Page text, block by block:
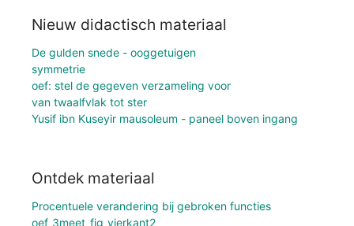
Nieuw didactisch materiaal
De gulden snede - ooggetuigen
symmetrie
oef: stel de gegeven verzameling voor
van twaalfvlak tot ster
Yusif ibn Kuseyir mausoleum - paneel boven ingang
Ontdek materiaal
Procentuele verandering bij gebroken functies
oef_3meet_fig_vierkant2